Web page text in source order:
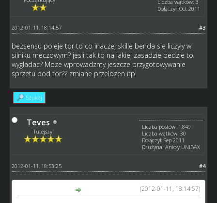
Liczba wątków: 3
Dołączył: Oct 2011
#3
2012-01-11, 18:14:57
bezsensu poleje tor to co inaczej skille benda sie liczyły w
silniku meczowym? jesli tak to na jakiej zasadzie bedzie to
wygladac? Moze wprowadzmy jeszcze przygotowywanie
sprzetu pod tor?? zmiane przelozen itp
Szukaj
Teves
Tutejszy
Liczba postów: 1,849
Liczba wątków: 30
Dołączył: Sep 2011
Drużyna: Anioły UNIBAX
#4
2012-01-11, 18:53:25
(2012-01-11, 18:14:57)